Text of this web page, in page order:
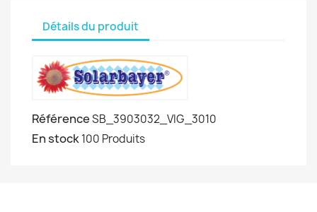
Détails du produit
RéférenceSB_3903032_VIG_3010
En stock100 Produits